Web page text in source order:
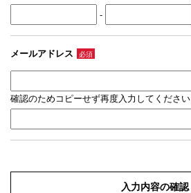
-
メールアドレス 必須
確認のためコピーせず再度入力してください
入力内容の確認